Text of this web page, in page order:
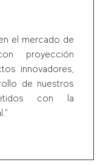
el mercado de
proyección
innovadores,
de nuestros
con la